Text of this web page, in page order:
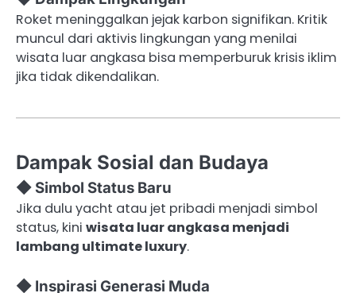
Roket meninggalkan jejak karbon signifikan. Kritik
muncul dari aktivis lingkungan yang menilai
wisata luar angkasa bisa memperburuk krisis iklim
jika tidak dikendalikan.
Dampak Sosial dan Budaya
◆ Simbol Status Baru
Jika dulu yacht atau jet pribadi menjadi simbol
status, kini wisata luar angkasa menjadi
lambang ultimate luxury.
◆ Inspirasi Generasi Muda